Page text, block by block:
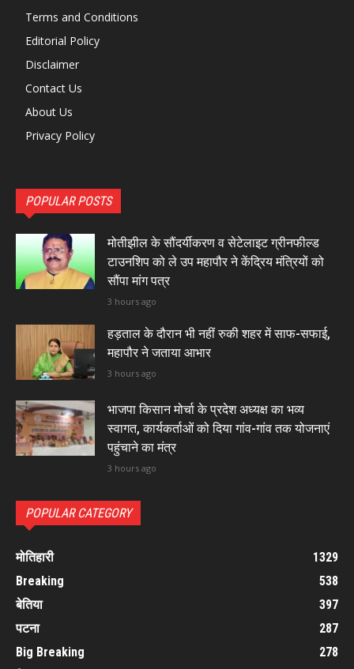
Terms and Conditions
Editorial Policy
Disclaimer
Contact Us
About Us
Privacy Policy
POPULAR POSTS
मोतीझील के सौंदर्यीकरण व सेटेलाइट ग्रीनफील्ड
टाउनशिप को ले उप महापौर ने केंद्रिय मंत्रियों को
सौंपा मांग पत्र
3 hours ago
हड़ताल के दौरान भी नहीं रुकी शहर में साफ-सफाई,
महापौर ने जताया आभार
3 hours ago
भाजपा किसान मोर्चा के प्रदेश अध्यक्ष का भव्य
स्वागत, कार्यकर्ताओं को दिया गांव-गांव तक योजनाएं
पहुंचाने का मंत्र
3 hours ago
POPULAR CATEGORY
मोतिहारी
1329
Breaking
538
बेतिया
397
पटना
287
Big Breaking
278